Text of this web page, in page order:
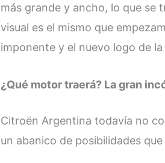
más grande y ancho, lo que se
visual es el mismo que
imponente y el nuevo logo de
¿Qué motor traerá? La gran
Citroën Argentina todavía no
un abanico de posibilidades